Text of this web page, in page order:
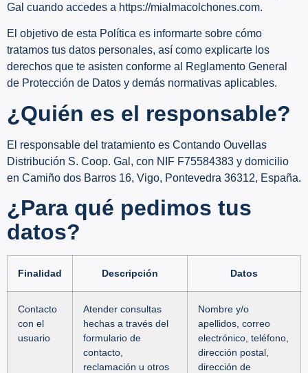
Gal cuando accedes a https://mialmacolchones.com.
El objetivo de esta Política es informarte sobre cómo
tratamos tus datos personales, así como explicarte los
derechos que te asisten conforme al Reglamento General
de Protección de Datos y demás normativas aplicables.
¿Quién es el responsable?
El responsable del tratamiento es Contando Ouvellas
Distribución S. Coop. Gal, con NIF F75584383 y domicilio
en Camiño dos Barros 16, Vigo, Pontevedra 36312, España.
¿Para qué pedimos tus
datos?
Finalidad Descripción Datos
Contacto
con el
usuario
Atender consultas
hechas a través del
formulario de
contacto,
reclamación u otros
Nombre y/o
apellidos, correo
electrónico, teléfono,
dirección postal,
dirección de